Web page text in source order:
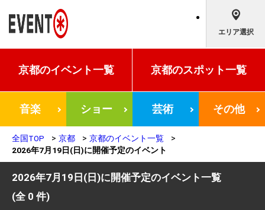
エリア選択
京都のイベント一覧 京都のスポット一覧
音楽 ショー 芸術 その他
全国TOP 京都
京都のイベント一覧
2026年7月19日(日)に開催予定のイベント
2026年7月19日(日)に開催予定のイベント一覧
(全 0 件)